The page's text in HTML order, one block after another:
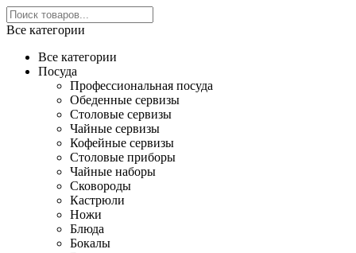
Все категории
Все категории
Посуда
Профессиональная посуда
Обеденные сервизы
Столовые сервизы
Чайные сервизы
Кофейные сервизы
Столовые приборы
Чайные наборы
Сковороды
Кастрюли
Ножи
Блюда
Бокалы